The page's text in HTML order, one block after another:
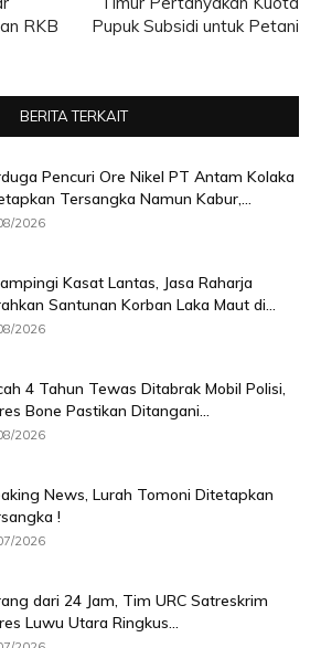
RKB
Pupuk Subsidi untuk Petani
BERITA TERKAIT
Pencuri Ore Nikel PT Antam Kolaka
Tersangka Namun Kabur,...
2026
Kasat Lantas, Jasa Raharja
Santunan Korban Laka Maut di...
2026
4 Tahun Tewas Ditabrak Mobil Polisi,
Bone Pastikan Ditangani...
2026
News, Lurah Tomoni Ditetapkan
!
2026
dari 24 Jam, Tim URC Satreskrim
Luwu Utara Ringkus...